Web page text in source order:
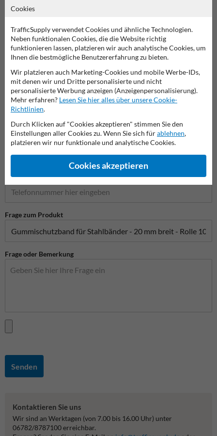
Stellen Sie Ihre Frage an VerkehrsspiegelKaufen.de
Name*
Firmenname
E-Mail-Adresse*
Telefonnummer
Frage zum Produkt
Frage oder Bemerkung
Senden
Kontaktieren Sie uns
Wir sind an Werktagen (von 7.00 bis 16.00 Uhr) unter
06782/8787100 erreichbar.
Cookies
TrafficSupply verwendet Cookies und ähnliche Technologien.
Neben funktionalen Cookies, die die Website richtig
funktionieren lassen, platzieren wir auch analytische Cookies, um
Ihnen die bestmögliche Benutzererfahrung zu bieten.
Wir platzieren auch Marketing-Cookies und mobile Werbe-IDs,
mit denen wir und Dritte personalisierte und nicht
personalisierte Werbung anzeigen (Anzeigenpersonalisierung).
Mehr erfahren? Lesen Sie hier alles über unsere Cookie-
Richtlinien.
Durch Klicken auf "Cookies akzeptieren" stimmen Sie den
Einstellungen aller Cookies zu. Wenn Sie sich fürablehnen,
platzieren wir nur funktionale und analytische Cookies.
Cookies akzeptieren